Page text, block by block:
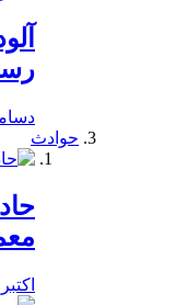
دسامبر 24,
حوادث
اکتبر 22, 2019